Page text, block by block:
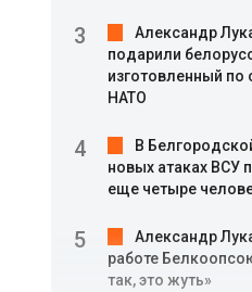
Александр
подарили
изготовленный по
НАТО
В
новых атаках ВСУ
еще четыре
Александр
работе
так, это жуть»